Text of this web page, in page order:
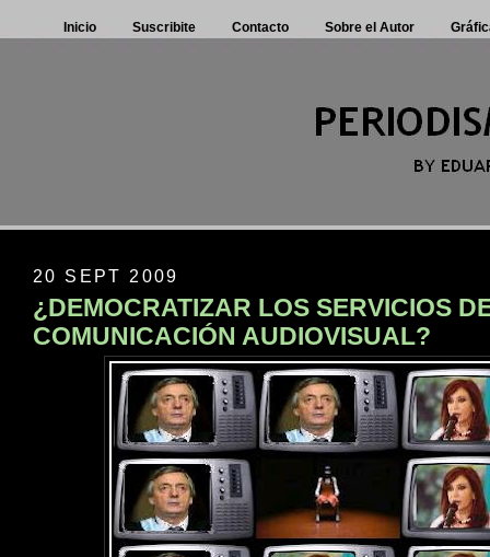
Inicio Suscribite Contacto Sobre el Autor
20 SEPT 2009
¿DEMOCRATIZAR LOS SERVICIOS
COMUNICACIÓN AUDIOVISUAL?